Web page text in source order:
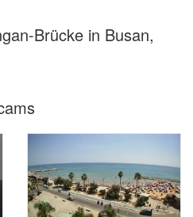
Brücke in Busan,